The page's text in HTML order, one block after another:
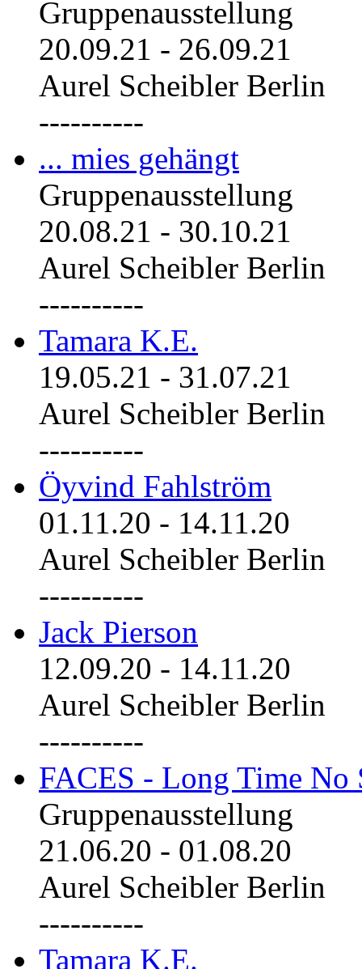
Gruppenausstellung
20.09.21 - 26.09.21
Aurel Scheibler Berlin
----------
... mies gehängt
Gruppenausstellung
20.08.21 - 30.10.21
Aurel Scheibler Berlin
----------
Tamara K.E.
19.05.21 - 31.07.21
Aurel Scheibler Berlin
----------
Öyvind Fahlström
01.11.20 - 14.11.20
Aurel Scheibler Berlin
----------
Jack Pierson
12.09.20 - 14.11.20
Aurel Scheibler Berlin
----------
FACES - Long Time No
Gruppenausstellung
21.06.20 - 01.08.20
Aurel Scheibler Berlin
----------
Tamara K.E.